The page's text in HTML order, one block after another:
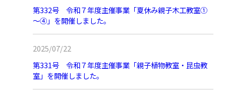
第332号 令和７年度主催事業「夏休み親子木工教室①
～④」を開催しました。
2025/07/22
第331号 令和７年度主催事業「親子植物教室・昆虫教
室」を開催しました。